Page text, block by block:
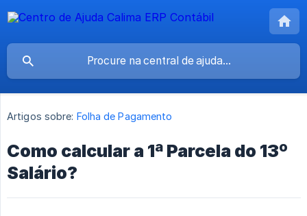
Artigos sobre: Folha de Pagamento
Como calcular a 1ª Parcela do 13º
Salário?